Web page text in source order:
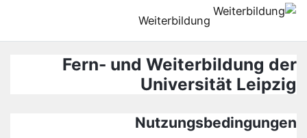
پرش به محتوای اصلی
Weiterbildung
Fern- und Weiterbildung der
Universität Leipzig
Nutzungsbedingungen